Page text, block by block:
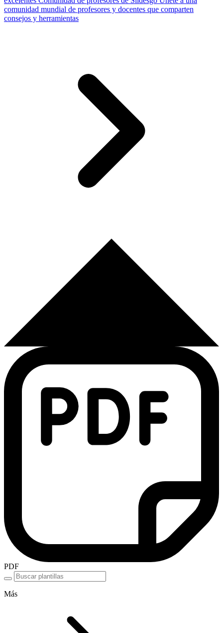
comunidad mundial de profesores y docentes que comparten
consejos y herramientas
PDF
Más